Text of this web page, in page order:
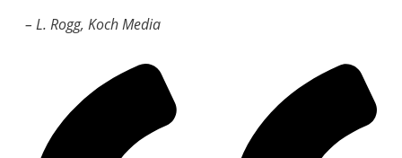
– L. Rogg, Koch Media